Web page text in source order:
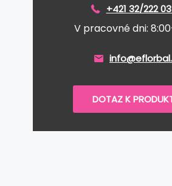
+421 32/222
V pracovné dni:
DOTAZ K